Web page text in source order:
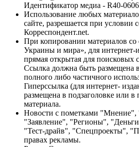
Идентификатор медиа - R40-
Использование любых
сайте, разрешается при условии
Корреспондент.net.
При копировании материалов
Украины и мира», для интернет-
прямая открытая для поисковых
Ссылка должна быть размещена
полного либо частичного
Гиперссылка (для интернет-
размещена в подзаголовке или в
материала.
Новости с пометками "Мнение",
"Заявление", "Регионы",
"Тест-драйв", "Спецпроекты",
правах рекламы.